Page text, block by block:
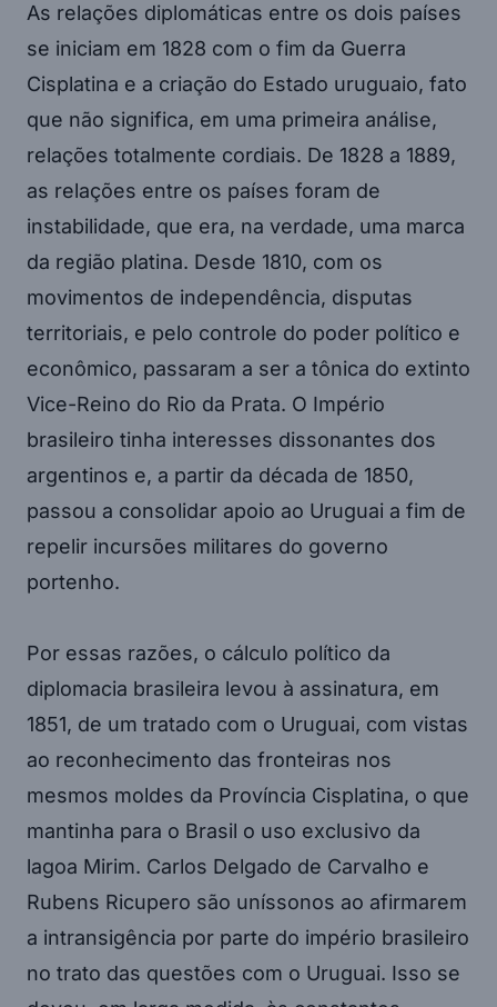
As relações diplomáticas entre os dois países
se iniciam em 1828 com o fim da Guerra
Cisplatina e a criação do Estado uruguaio, fato
que não significa, em uma primeira análise,
relações totalmente cordiais. De 1828 a 1889,
as relações entre os países foram de
instabilidade, que era, na verdade, uma marca
da região platina. Desde 1810, com os
movimentos de independência, disputas
territoriais, e pelo controle do poder político e
econômico, passaram a ser a tônica do extinto
Vice-Reino do Rio da Prata. O Império
brasileiro tinha interesses dissonantes dos
argentinos e, a partir da década de 1850,
passou a consolidar apoio ao Uruguai a fim de
repelir incursões militares do governo
portenho.
Por essas razões, o cálculo político da
diplomacia brasileira levou à assinatura, em
1851, de um tratado com o Uruguai, com vistas
ao reconhecimento das fronteiras nos
mesmos moldes da Província Cisplatina, o que
mantinha para o Brasil o uso exclusivo da
lagoa Mirim. Carlos Delgado de Carvalho e
Rubens Ricupero são uníssonos ao afirmarem
a intransigência por parte do império brasileiro
no trato das questões com o Uruguai. Isso se